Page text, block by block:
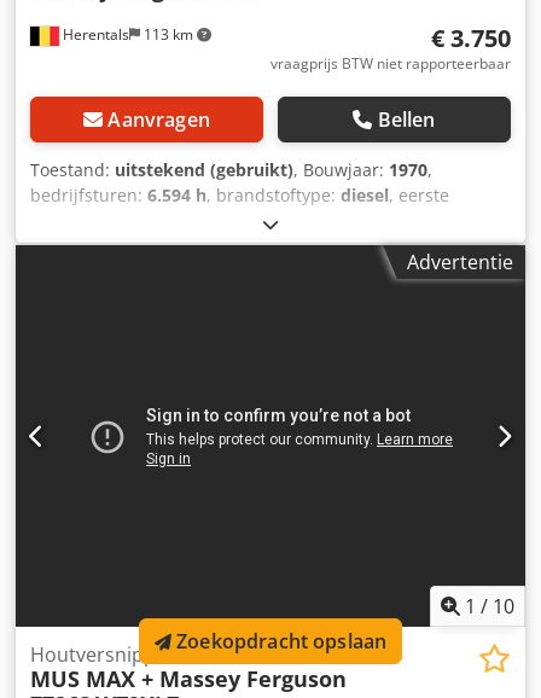
Herentals 113 km € 3.750
vraagprijs BTW niet rapporteerbaar
Aanvragen Bellen
Toestand: uitstekend (gebruikt), Bouwjaar: 1970,
bedrijfsturen: 6.594 h, brandstoftype: diesel, eerste
rood
PAPIEREN = Verdere informatie = Toegestane
totaalgewicht: 654.926 kg Technische staat: zeer goed
Advertentie
1 / 10
Houtversnipperaar
MUS MAX + Massey Ferguson
Zoekopdracht opslaan